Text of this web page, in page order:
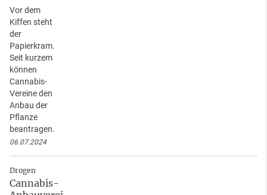
Vor dem
Kiffen steht
der
Papierkram.
Seit kurzem
können
Cannabis-
Vereine den
Anbau der
Pflanze
beantragen.
06.07.2024
Drogen
Cannabis-